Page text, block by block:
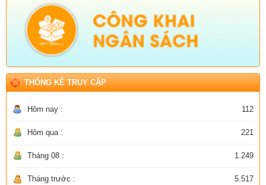
THỐNG KÊ TRUY CẬP
Hôm nay : 112
Hôm qua : 221
Tháng 08 : 1.249
Tháng trước : 5.517